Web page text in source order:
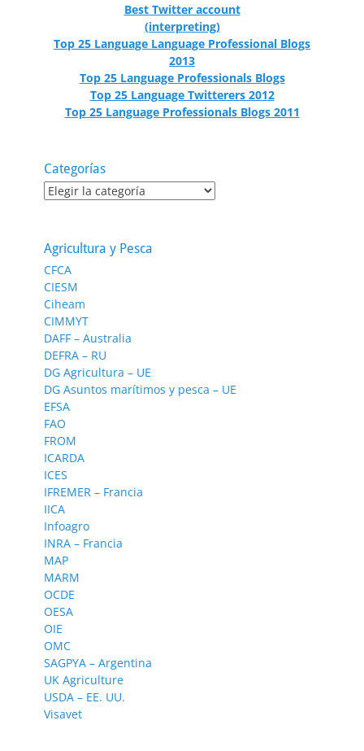
Best Twitter account
(interpreting)
Top 25 Language Language Professional Blogs
2013
Top 25 Language Professionals Blogs
Top 25 Language Twitterers 2012
Top 25 Language Professionals Blogs 2011
Categorías
Categorías
Agricultura y Pesca
CFCA
CIESM
Ciheam
CIMMYT
DAFF – Australia
DEFRA – RU
DG Agricultura – UE
DG Asuntos marítimos y pesca – UE
EFSA
FAO
FROM
ICARDA
ICES
IFREMER – Francia
IICA
Infoagro
INRA – Francia
MAP
MARM
OCDE
OESA
OIE
OMC
SAGPYA – Argentina
UK Agriculture
USDA – EE. UU.
Visavet